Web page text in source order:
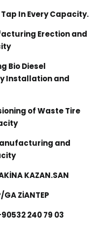
In Every Capacity.
Erection and
Bio Diesel
Installation and
of Waste Tire
and
KAZAN.SAN
ZİANTEP
240 79 03